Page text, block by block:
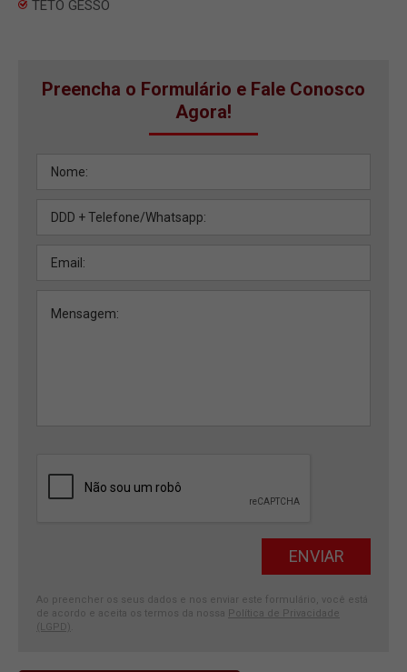
TETO GESSO
Preencha o Formulário e Fale Conosco
Agora!
Ao preencher os seus dados e nos enviar este formulário, você está
de acordo e aceita os termos da nossa Política de Privacidade
(LGPD)